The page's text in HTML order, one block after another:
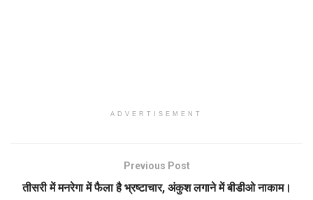
ADVERTISEMENT
Previous Post
तीसरी में मनरेगा में फैला है भ्रष्टाचार, अंकुश लगाने में बीडीओ नाकाम।